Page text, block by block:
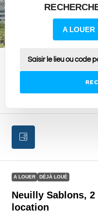
A LOUER
A LOUER DÉJÀ LOUÉ
Neuilly Sablons, 2
location